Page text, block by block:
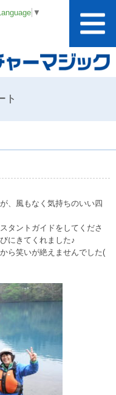
▼
ト
、風もなく気持ちのいい四
タントガイドをしてくださ
にきてくれました♪
ら笑いが絶えませんでした(